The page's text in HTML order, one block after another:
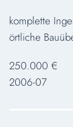
komplette
örtliche
250.000 €
2006-07